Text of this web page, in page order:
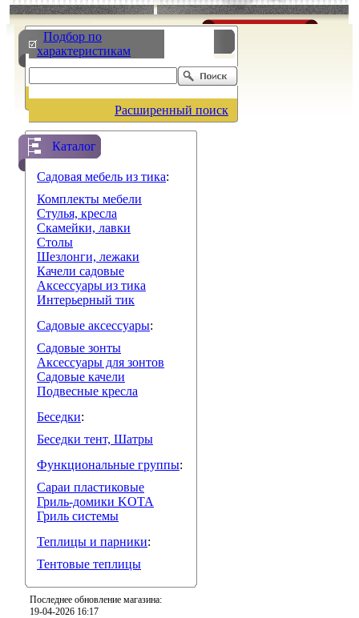
Подбор по
характеристикам
Расширенный поиск
Каталог
Садовая мебель из тика:
Комплекты мебели
Стулья, кресла
Скамейки, лавки
Столы
Шезлонги, лежаки
Качели садовые
Аксессуары из тика
Интерьерный тик
Садовые аксессуары:
Садовые зонты
Аксессуары для зонтов
Садовые качели
Подвесные кресла
Беседки:
Беседки тент, Шатры
Функциональные группы:
Сараи пластиковые
Гриль-домики KOTA
Гриль системы
Теплицы и парники:
Тентовые теплицы
Последнее обновление магазина:
19-04-2026 16:17